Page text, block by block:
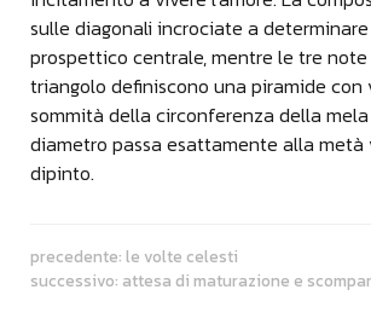
sulle diagonali incrociate a
prospettico centrale, mentre le tre note
triangolo definiscono una piramide con
sommità della circonferenza della
diametro passa esattamente alla
dipinto.
precedente: le volte celesti
successivo: attesa di maturazione e